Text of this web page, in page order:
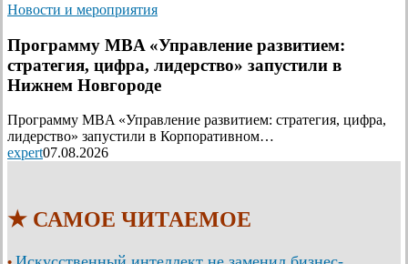
Новости и мероприятия
Программу MBA «Управление развитием:
стратегия, цифра, лидерство» запустили в
Нижнем Новгороде
Программу MBA «Управление развитием: стратегия, цифра,
лидерство» запустили в Корпоративном…
expert07.08.2026
★ САМОЕ ЧИТАЕМОЕ